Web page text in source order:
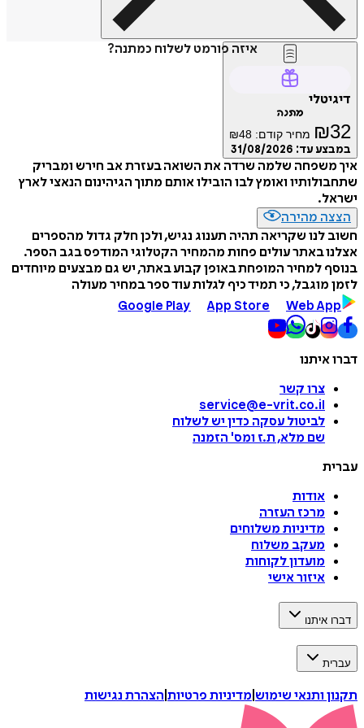
איזה פורמט לשלוח כמתנה?
דיגיטלי
מתנה
₪32 מחיר קודם: ₪48
במבצע עד: 31/08/2026
איך משפחה שלמה שרדה את השואה בעזרת אב חירש ומבריק
שתחבולותיו ואומץ לבו הובילו אותם מתוך הגיהינום הנאצי לארץ
ישראל.
הצצה מהירה
חשוב לנו שקריאה תהיה תענוג נגיש, ולכן חלק גדול מהספרים
אצלנו באתר עולים פחות מהמחיר הקטלוגי המודפס בגב הספר.
בנוסף למחיר המופחת באופן קבוע באתר, יש גם מבצעים מיוחדים
לזמן מוגבל, כי תמיד כיף לגלות עוד ספר במחיר מעולה
Google Play
App Store Web App
דברו איתנו
צרו קשר
service@e-vrit.co.il
לביטול עסקה כדין יש לשלוח
שם מלא, ת.ז ומס' הזמנה
עברית
אודות
מרכז העזרה
מדיניות משלוחים
מעקב משלוח
מועדון לקוחות
איזור אישי
דברו איתנו
עברית
תקנון ותנאי שימוש מדיניות פרטיות הצהרת נגישות